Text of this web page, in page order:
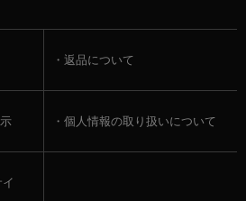
返品について
個人情報の取り扱いについて